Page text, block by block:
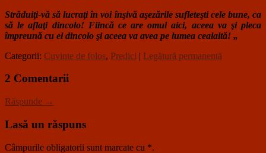
Străduiţi-vă să lucraţi în voi înşivă aşezările sufleteşti cele bune, ca
să le aflaţi dincolo! Fiincă ce are omul aici, aceea va şi pleca
împreună cu el dincolo şi aceea va avea pe lumea cealaltă! „
Categorii: Cuvinte de folos, Predici | Legătură permanentă
2 Comentarii
Răspunde →
Lasă un răspuns
Câmpurile obligatorii sunt marcate cu *.